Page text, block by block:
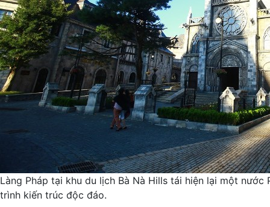
Làng Pháp tại khu du lịch Bà Nà Hills tái hiện lại một
trình kiến trúc độc đáo.